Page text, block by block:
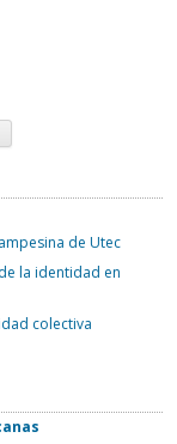
de Utec
la identidad en
colectiva